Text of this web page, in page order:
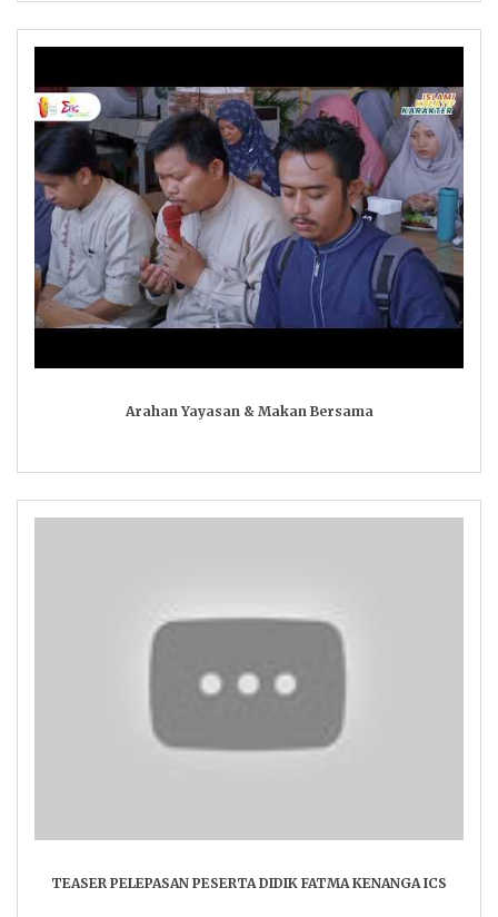
Arahan Yayasan & Makan Bersama
TEASER PELEPASAN PESERTA DIDIK FATMA KENANGA ICS